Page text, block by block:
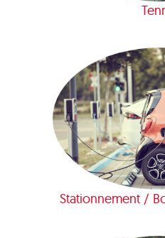
Stationnement /